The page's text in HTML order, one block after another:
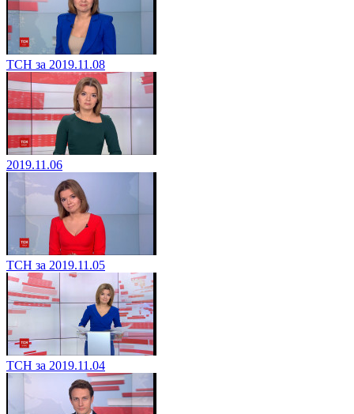
ТСН за 2019.11.08
2019.11.06
ТСН за 2019.11.05
ТСН за 2019.11.04